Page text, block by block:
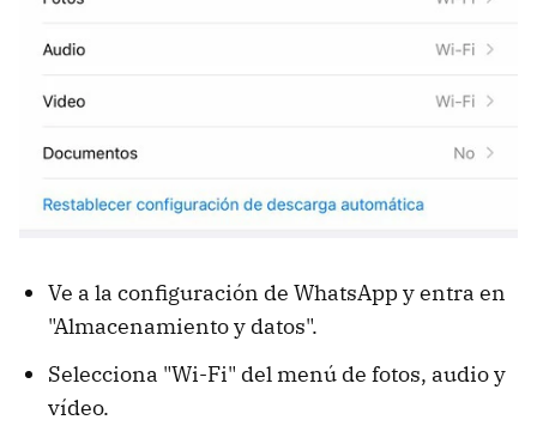
Ve a la configuración de WhatsApp y entra en
"Almacenamiento y datos".
Selecciona "Wi-Fi" del menú de fotos, audio y
vídeo.